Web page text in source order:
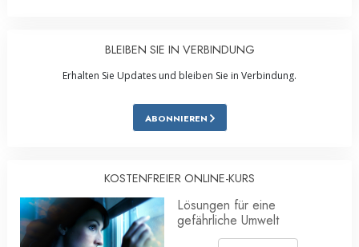
BLEIBEN SIE IN VERBINDUNG
Erhalten Sie Updates und bleiben Sie in Verbindung.
ABONNIEREN
KOSTENFREIER ONLINE-KURS
Lösungen für eine
gefährliche Umwelt